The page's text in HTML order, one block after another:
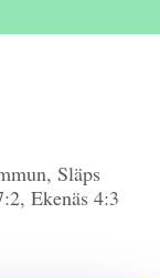
Släps
Ekenäs 4:3